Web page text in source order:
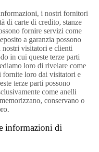
i nostri fornitori
di carte di credito, stanze
fornire servizi come
a garanzia possono
nostri visitatori e clienti
in cui queste terze parti
loro di rivelare come
loro dai visitatori e
terze parti possono
come anelli
conservano o
informazioni di